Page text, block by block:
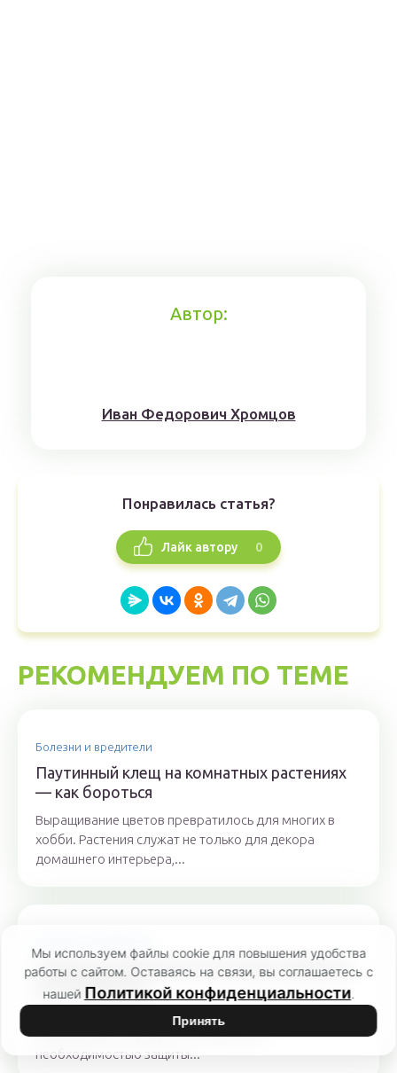
Автор:
Иван Федорович Хромцов
Понравилась статья?
Лайк автору 0
РЕКОМЕНДУЕМ ПО ТЕМЕ
Болезни и вредители
Паутинный клещ на комнатных растениях
— как бороться
Выращивание цветов превратилось для многих в
хобби. Растения служат не только для декора
домашнего интерьера,...
Трипсы на комнатных растениях: варианты
как избавиться
Любители комнатных растений, занимающиеся их
разведением, нередко сталкиваются с
необходимостью защиты...
Мы используем файлы cookie для повышения удобства
работы с сайтом. Оставаясь на связи, вы соглашаетесь с
нашей Политикой конфиденциальности.
Принять